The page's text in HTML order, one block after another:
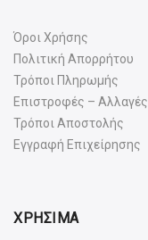
Όροι Χρήσης
Πολιτική Απορρήτου
Τρόποι Πληρωμής
Επιστροφές – Αλλαγές
Τρόποι Αποστολής
Εγγραφή Επιχείρησης
ΧΡΗΣΙΜΑ